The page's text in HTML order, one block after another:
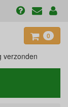
0
verzonden